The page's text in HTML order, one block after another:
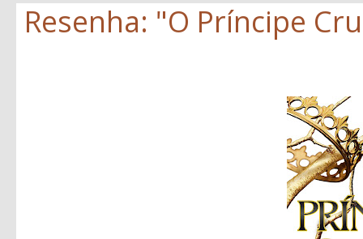
Resenha: "O Príncipe